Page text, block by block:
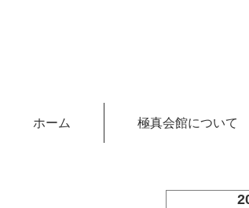
ホーム 極真会館について